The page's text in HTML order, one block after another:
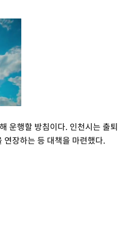
운행할 방침이다. 인천시는 출퇴
장하는 등 대책을 마련했다.